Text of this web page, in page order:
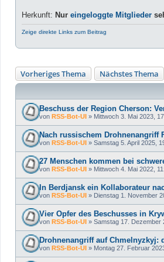
Herkunft: Nur eingeloggte Mitglieder
Zeige direkte Links zum Beitrag
Vorheriges Thema Nächstes Thema
Beschuss der Region Cherson:
von RSS-Bot-UI » Mittwoch 3. Mai 2023,
Nach russischem Drohnenangriff
von RSS-Bot-UI » Samstag 5. April 2025,
27 Menschen kommen bei
von RSS-Bot-UI » Mittwoch 4. Mai 2022,
In Berdjansk ein Kollaborateur
von RSS-Bot-UI » Dienstag 1. November
Vier Opfer des Beschusses in
von RSS-Bot-UI » Samstag 17. Dezember
Drohnenangriff auf Chmelnyzkyj:
von RSS-Bot-UI » Montag 27. Februar